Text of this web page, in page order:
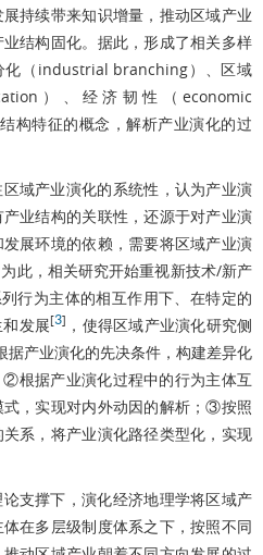
持续带来知识增量，推动区域产业
结构固化。据此，形成了相关多样
（industrial branching）、区域
）、经济韧性（economic
构特征的概念，解析产业演化的过
域产业演化的系统性，认为产业演
业结构的关联性，还源于对产业演
展环境的依赖，需要将区域产业演
此，相关研究开始重视新技术/新产
行为主体的相互作用下、在特定的
发展[3] ，使得区域产业演化研究侧
产业演化的先决条件，构建差异化
根据产业演化过程中的行为主体互
，实现对内外动因的解析；③按照
系，将产业演化路径类型化，实现
支撑下，演化经济地理学将区域产
在多层级制度体系之下，按照不同